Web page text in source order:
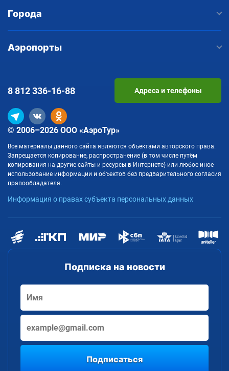
Города
Аэропорты
Подписка на новости
Подписаться
© 2006–2026 ООО «АэроТур»
Все материалы данного сайта являются объектами авторского права.
Запрещается копирование, распространение (в том числе путём
копирования на другие сайты и ресурсы в Интернете) или любое иное
использование информации и объектов без предварительного согласия
правообладателя.
Информация о правах субъекта персональных данных
8 812336-16-88 Адреса и телефоны